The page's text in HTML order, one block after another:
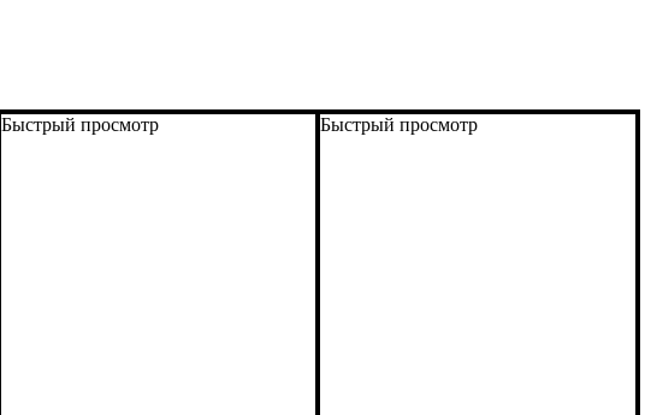
Быстрый просмотр Быстрый просмотр